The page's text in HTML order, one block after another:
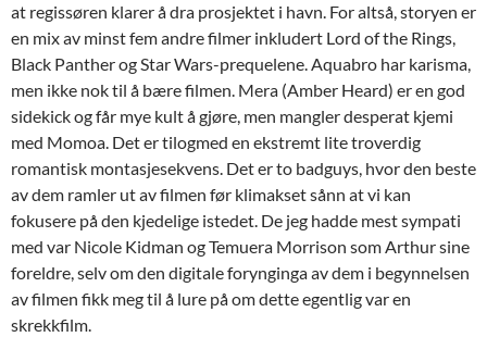
at regissøren klarer å dra prosjektet i havn. For altså, storyen er
en mix av minst fem andre filmer inkludert Lord of the Rings,
Black Panther og Star Wars-prequelene. Aquabro har karisma,
men ikke nok til å bære filmen. Mera (Amber Heard) er en god
sidekick og får mye kult å gjøre, men mangler desperat kjemi
med Momoa. Det er tilogmed en ekstremt lite troverdig
romantisk montasjesekvens. Det er to badguys, hvor den beste
av dem ramler ut av filmen før klimakset sånn at vi kan
fokusere på den kjedelige istedet. De jeg hadde mest sympati
med var Nicole Kidman og Temuera Morrison som Arthur sine
foreldre, selv om den digitale forynginga av dem i begynnelsen
av filmen fikk meg til å lure på om dette egentlig var en
skrekkfilm.